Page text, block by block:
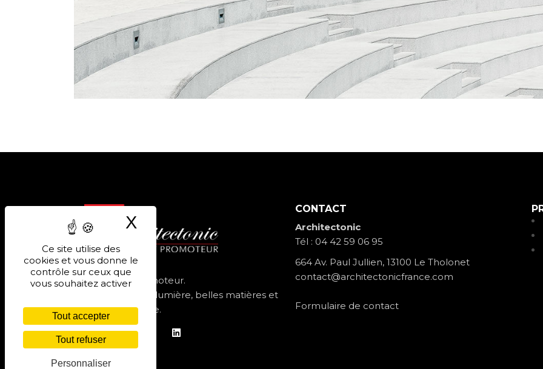
Ce site utilise des
cookies et vous donne le
contrôle sur ceux que
vous souhaitez activer
Tout accepter
Tout refuser
Personnaliser
X Masquer le bandeau des cookies
ARCHITECTONIC
Architectes avant d’être promoteur.
Résidences contemporaines, lumière, belles matières et
adresses choisies en Provence.
CONTACT
Architectonic
Tél : 04 42 59 06 95
664 Av. Paul Jullien, 13100 Le Tholonet
contact@architectonicfrance.com
Formulaire de contact